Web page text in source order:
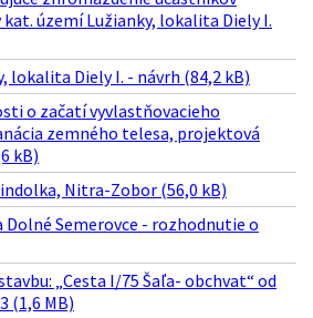
území Lužianky, lokalita Diely I.
lokalita Diely I. - návrh (84,2 kB)
o začatí vyvlastňovacieho
zemného telesa, projektová
kB)
Nitra-Zobor (56,0 kB)
Dolné Semerovce - rozhodnutie o
„Cesta I/75 Šaľa- obchvat“ od
(1,6 MB)